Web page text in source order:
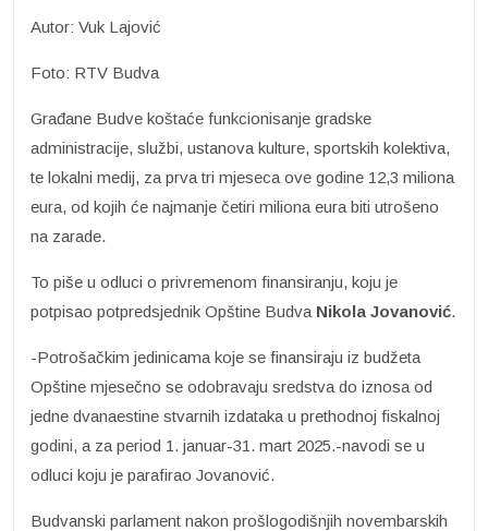
Autor: Vuk Lajović
Foto: RTV Budva
Građane Budve koštaće funkcionisanje gradske
administracije, službi, ustanova kulture, sportskih kolektiva,
te lokalni medij, za prva tri mjeseca ove godine 12,3 miliona
eura, od kojih će najmanje četiri miliona eura biti utrošeno
na zarade.
To piše u odluci o privremenom finansiranju, koju je
potpisao potpredsjednik Opštine Budva Nikola Jovanović.
-Potrošačkim jedinicama koje se finansiraju iz budžeta
Opštine mjesečno se odobravaju sredstva do iznosa od
jedne dvanaestine stvarnih izdataka u prethodnoj fiskalnoj
godini, a za period 1. januar-31. mart 2025.-navodi se u
odluci koju je parafirao Jovanović.
Budvanski parlament nakon prošlogodišnjih novembarskih